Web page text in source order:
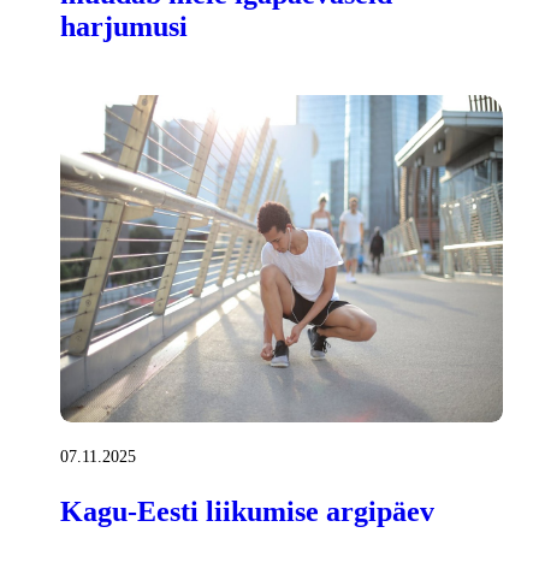
harjumusi
07.11.2025
Kagu-Eesti liikumise argipäev